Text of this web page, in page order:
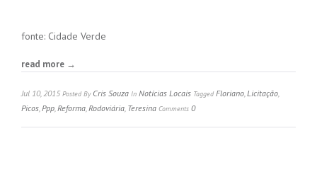
fonte: Cidade Verde
read more →
Jul 10, 2015 Posted By Cris Souza In Notícias Locais Tagged Floriano,Licitação,
Picos,Ppp,Reforma,Rodoviária, Teresina Comments 0